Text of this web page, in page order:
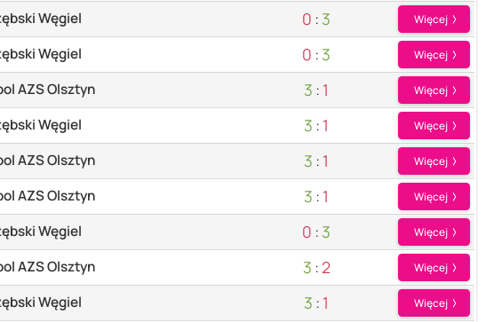
Węgiel 0 : 3 Więcej
Węgiel 0 : 3 Więcej
AZS Olsztyn 3 : 1 Więcej
Węgiel 3 : 1 Więcej
AZS Olsztyn 3 : 1 Więcej
AZS Olsztyn 3 : 1 Więcej
Węgiel 0 : 3 Więcej
AZS Olsztyn 3 : 2 Więcej
Węgiel 3 : 1 Więcej